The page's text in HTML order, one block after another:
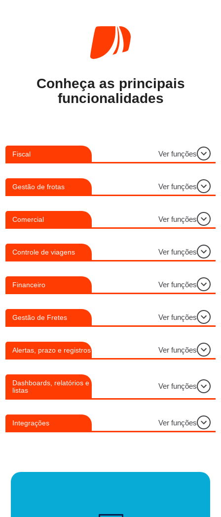
Conheça as principais
funcionalidades
Fiscal Ver funções
Gestão de frotas Ver funções
Comercial Ver funções
Controle de viagens Ver funções
Financeiro Ver funções
Gestão de Fretes Ver funções
Alertas, prazo e registros Ver funções
Dashboards, relatórios e
listas
Ver funções
Integrações Ver funções